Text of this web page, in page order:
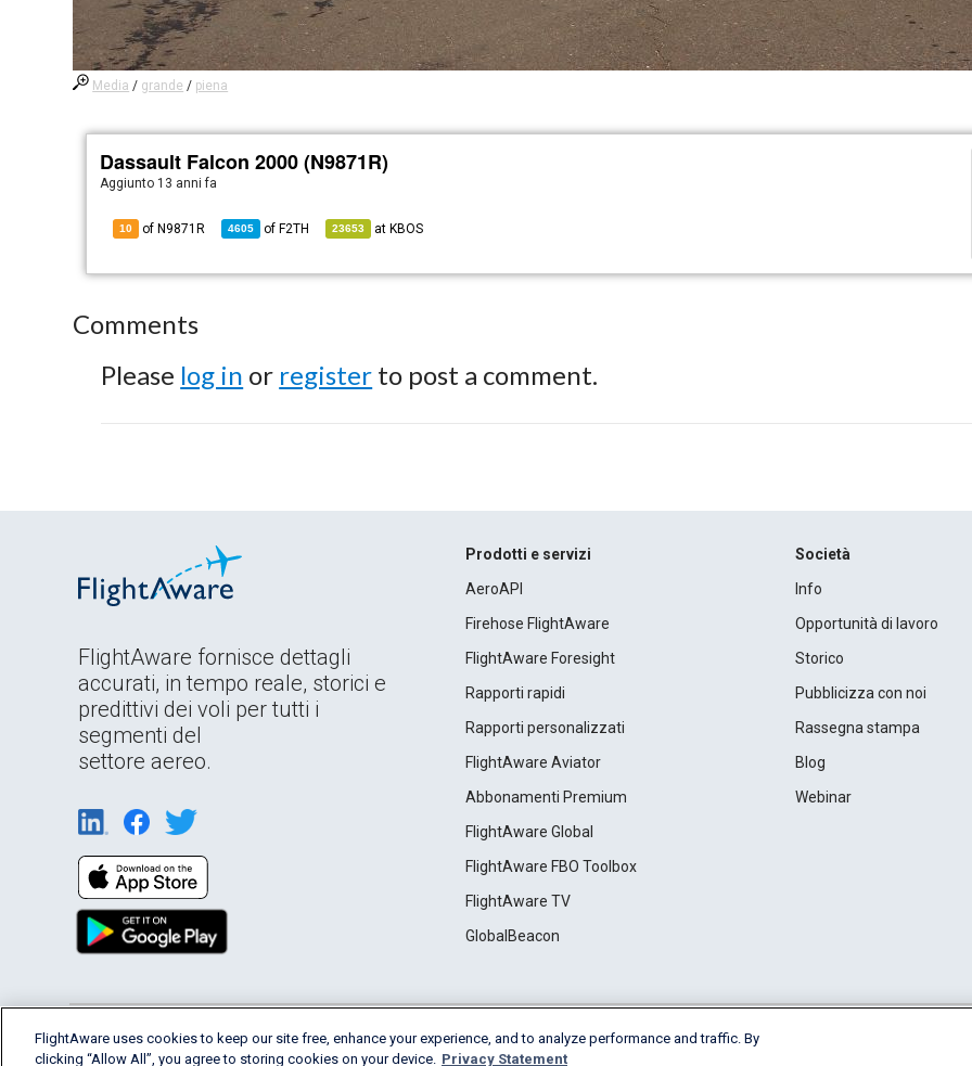
Media / grande / piena
Dassault Falcon 2000 (N9871R)
Aggiunto 13 anni fa
10 of N9871R 4605 of F2TH 23653 at KBOS
Comments
Please log in or register to post a comment.
FlightAware fornisce dettagli
accurati, in tempo reale, storici e
predittivi dei voli per tutti i
segmenti del
settore aereo.
Prodotti e servizi
AeroAPI
Firehose FlightAware
FlightAware Foresight
Rapporti rapidi
Rapporti personalizzati
FlightAware Aviator
Abbonamenti Premium
FlightAware Global
FlightAware FBO Toolbox
FlightAware TV
GlobalBeacon
Società
Info
Opportunità di lavoro
Storico
Pubblicizza con noi
Rassegna stampa
Blog
Webinar
English (USA) 2026 FlightAware Terms of Use Privacy Cookie Settings
FlightAware uses cookies to keep our site free, enhance your experience, and to analyze performance and traffic. By
clicking “Allow All”, you agree to storing cookies on your device. Privacy Statement